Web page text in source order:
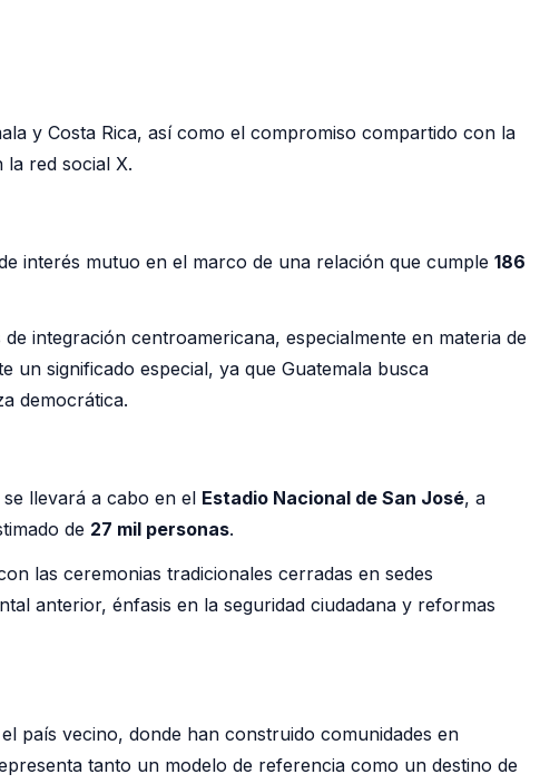
y Costa Rica, así como el compromiso compartido con la
red social X.
interés mutuo en el marco de una relación que cumple 186
integración centroamericana, especialmente en materia de
un significado especial, ya que Guatemala busca
democrática.
llevará a cabo en el Estadio Nacional de San José, a
de 27 mil personas.
las ceremonias tradicionales cerradas en sedes
anterior, énfasis en la seguridad ciudadana y reformas
país vecino, donde han construido comunidades en
tanto un modelo de referencia como un destino de